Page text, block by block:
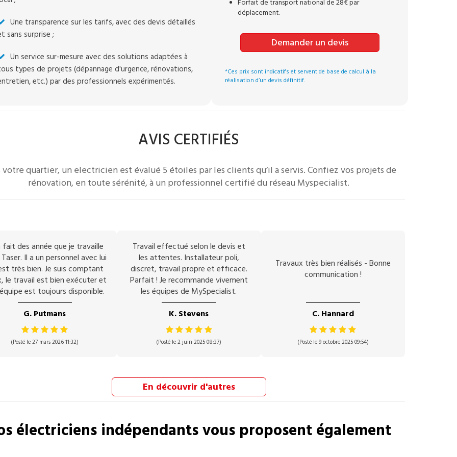
Une transparence sur les tarifs, avec des devis détaillés
sans surprise ;
Un service sur-mesure avec des solutions adaptées à
types de projets (dépannage d'urgence, rénovations,
etc.) par des professionnels expérimentés.
Forfait de transport national de 28€ par
déplacement.
Demander un devis
*Ces prix sont indicatifs et servent de base de calcul à la
réalisation d’un devis définitif.
AVIS CERTIFIÉS
votre quartier, un electricien est évalué 5 étoiles par les clients qu’il a servis. Confiez vos projets de
rénovation, en toute sérénité, à un professionnel certifié du réseau Myspecialist.
fait des année que je travaille
Il a un personnel avec lui
très bien. Je suis comptant
le travail est bien exécuter et
est toujours disponible.
G. Putmans
(Posté le 27 mars 2026 11:32)
Travail effectué selon le devis et
les attentes. Installateur poli,
discret, travail propre et efficace.
Parfait ! Je recommande vivement
les équipes de MySpecialist.
K. Stevens
(Posté le 2 juin 2025 08:37)
Travaux très bien réalisés - Bonne
communication !
C. Hannard
(Posté le 9 octobre 2025 09:54)
En découvrir d'autres
électriciens indépendants vous proposent également